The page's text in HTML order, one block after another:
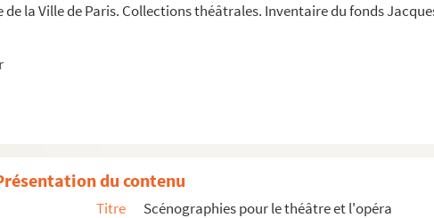
la Ville de Paris. Collections théâtrales. Inventaire du fonds
(1983 ; Gérôme)
du contenu
Titre Scénographies pour le théâtre et l'opéra